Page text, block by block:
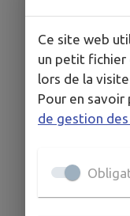
Ce site web
un petit
lors de la
Pour en
de gestion